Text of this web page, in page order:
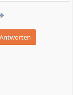
Letzte
Antworten